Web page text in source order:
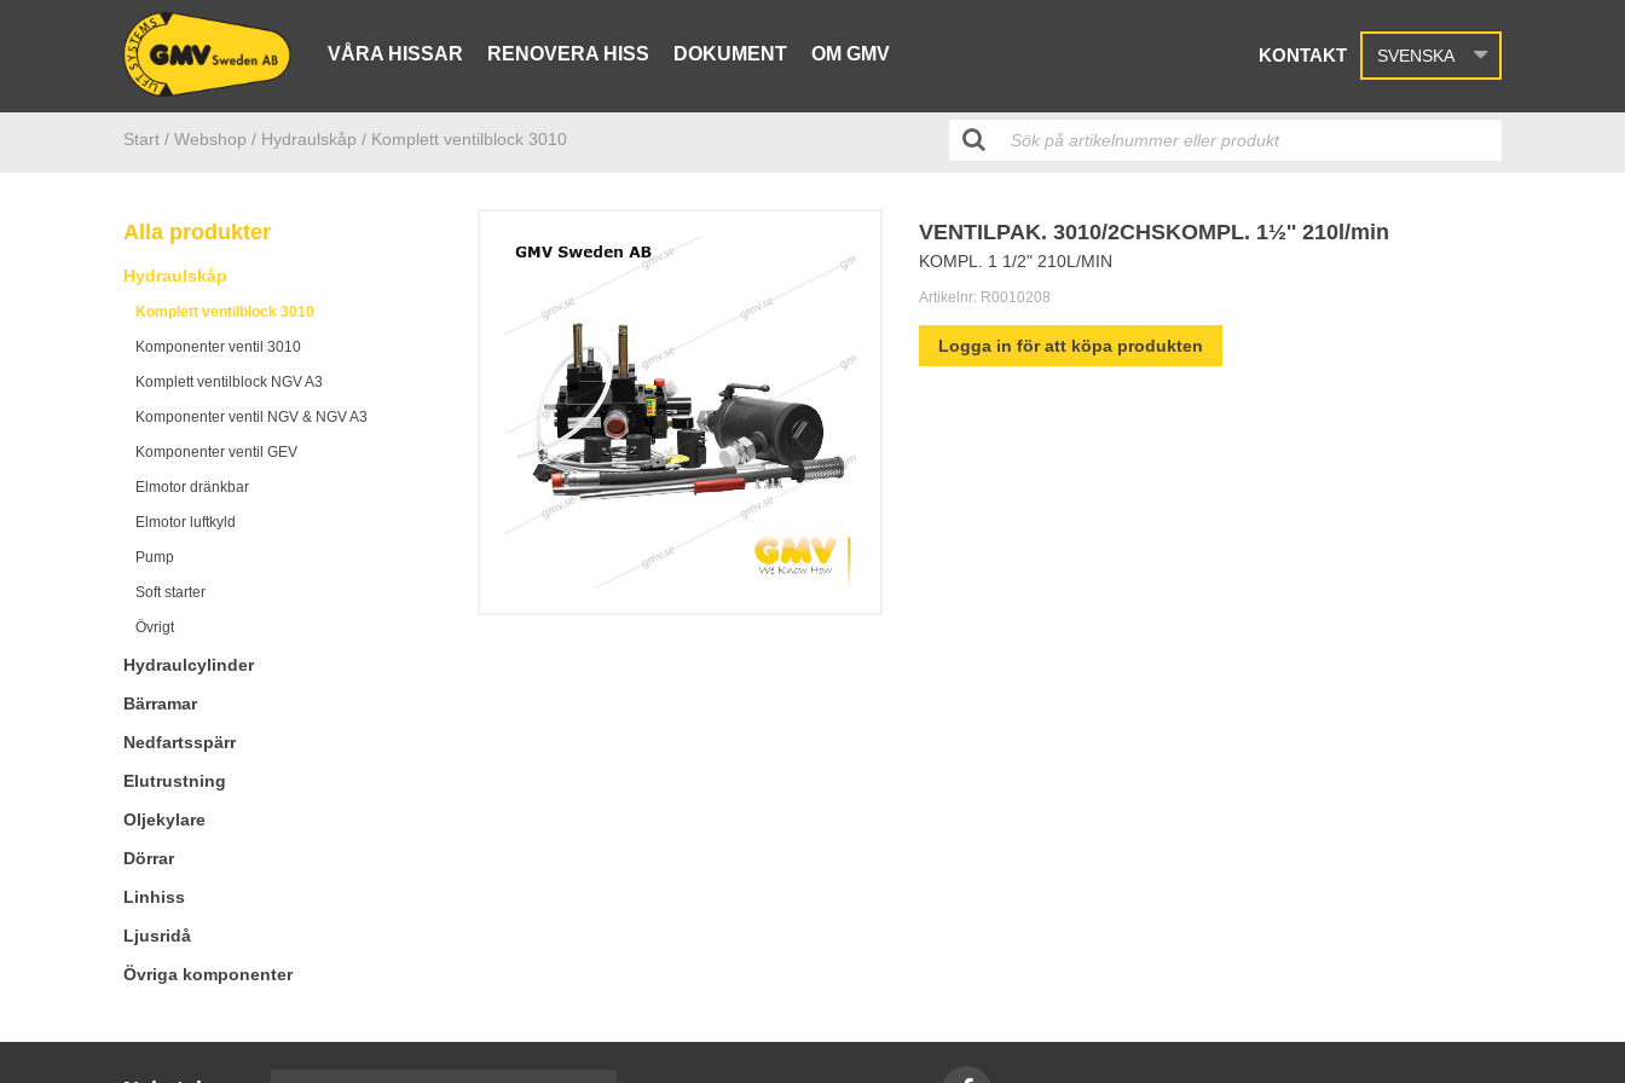
VÅRA HISSAR RENOVERA HISS DOKUMENT OM GMV KONTAKT SVENSKA
Start / Webshop / Hydraulskåp / Komplett ventilblock 3010
Alla produkter
Hydraulskåp
Komplett ventilblock 3010
Komponenter ventil 3010
Komplett ventilblock NGV A3
Komponenter ventil NGV & NGV A3
Komponenter ventil GEV
Elmotor dränkbar
Elmotor luftkyld
Pump
Soft starter
Övrigt
Hydraulcylinder
Bärramar
Nedfartsspärr
Elutrustning
Oljekylare
Dörrar
Linhiss
Ljusridå
Övriga komponenter
VENTILPAK. 3010/2CHSKOMPL. 1½'' 210l/min
KOMPL. 1 1/2" 210L/MIN
Artikelnr: R0010208
Logga in för att köpa produkten